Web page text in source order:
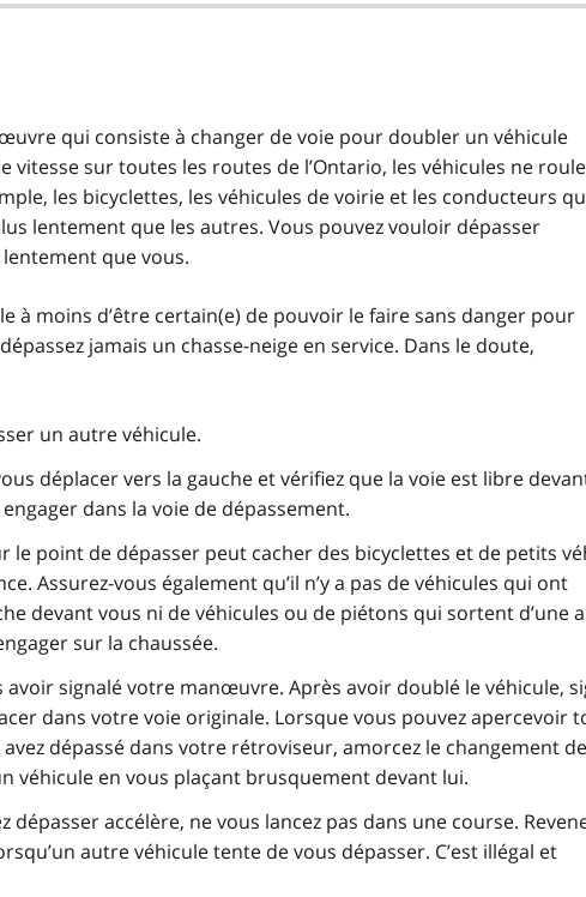
qui consiste à changer de voie pour doubler un véhicule
vitesse sur toutes les routes de l’Ontario, les véhicules ne
les bicyclettes, les véhicules de voirie et les conducteurs
lentement que les autres. Vous pouvez vouloir dépasser
que vous.
à moins d’être certain(e) de pouvoir le faire sans danger pour
jamais un chasse-neige en service. Dans le doute,
un autre véhicule.
déplacer vers la gauche et vérifiez que la voie est libre
dans la voie de dépassement.
le point de dépasser peut cacher des bicyclettes et de petits
Assurez-vous également qu’il n’y a pas de véhicules qui ont
devant vous ni de véhicules ou de piétons qui sortent d’une
sur la chaussée.
avoir signalé votre manœuvre. Après avoir doublé le véhicule,
dans votre voie originale. Lorsque vous pouvez apercevoir
avez dépassé dans votre rétroviseur, amorcez le changement
véhicule en vous plaçant brusquement devant lui.
dépasser accélère, ne vous lancez pas dans une course.
autre véhicule tente de vous dépasser. C’est illégal et